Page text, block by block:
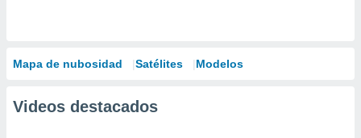
Mapa de nubosidad Satélites Modelos
Videos destacados